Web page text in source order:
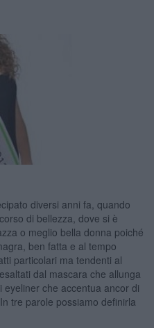
diversi anni fa, quando
di bellezza, dove si è
o meglio bella donna poiché
ben fatta e al tempo
particolari ma tendenti al
dal mascara che allunga
che accentua ancor di
tre parole possiamo definirla